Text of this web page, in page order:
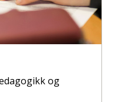
og